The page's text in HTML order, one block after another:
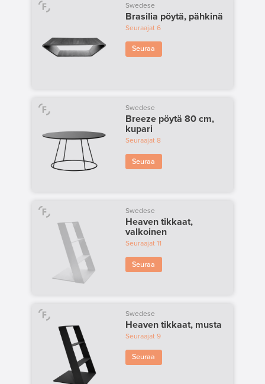
Swedese
Brasilia pöytä, pähkinä
Seuraajat 6
Seuraa
Swedese
Breeze pöytä 80 cm,
kupari
Seuraajat8
Seuraa
Swedese
Heaven tikkaat,
valkoinen
Seuraajat11
Seuraa
Swedese
Heaven tikkaat, musta
Seuraajat 9
Seuraa